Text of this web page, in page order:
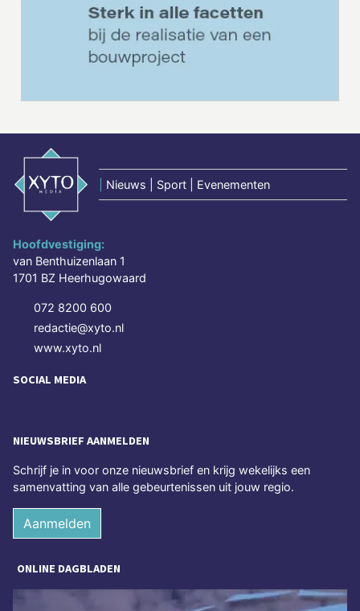
Nieuws | Sport | Evenementen
Hoofdvestiging:
van Benthuizenlaan 1
1701 BZ Heerhugowaard
072 8200 600
redactie@xyto.nl
www.xyto.nl
SOCIAL MEDIA
NIEUWSBRIEF AANMELDEN
Schrijf je in voor onze nieuwsbrief en krijg wekelijks een
samenvatting van alle gebeurtenissen uit jouw regio.
Aanmelden
ONLINE DAGBLADEN